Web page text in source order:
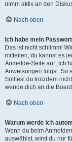
nimm aktiv an den
Nach oben
Ich habe mein
Das ist nicht schlimm!
mitteilen, du kannst es
Anmelde-Seite auf „Ich
Anweisungen folgst. So
Solltest du trotzdem
wende dich an die
Nach oben
Warum werde ich
Wenn du beim
auswählst, wirst du nur